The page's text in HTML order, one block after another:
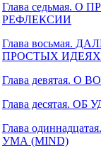
Глава седьмая.
РЕФЛЕКСИИ
Глава восьмая.
ПРОСТЫХ ИДЕЯХ
Глава девятая. О
Глава десятая.
Глава
УМА (MIND)